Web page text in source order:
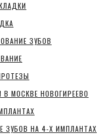
ЗУБОВ
В МОСКВЕ НОВОГИРЕЕВО
ЗУБОВ НА 4-Х ИМПЛАНТАХ